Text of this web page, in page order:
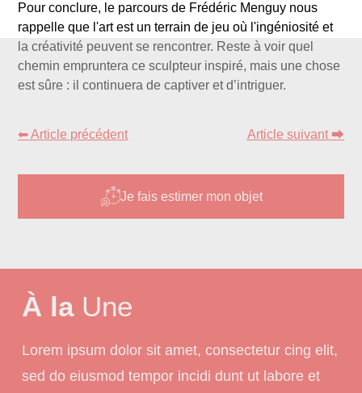
Pour conclure, le parcours de Frédéric Menguy nous
rappelle que l'art est un terrain de jeu où l'ingéniosité et
la créativité peuvent se rencontrer. Reste à voir quel
chemin empruntera ce sculpteur inspiré, mais une chose
est sûre : il continuera de captiver et d’intriguer.
⬅ Article précédent Article suivant ⮕
Je fais estimer mon objet
À laUne
Lorem ipsum dolor sit amet, consectetur cing elit,
sed do eiusmod tempor incidi dunt ut labore et